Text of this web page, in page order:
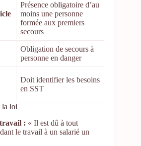
Présence obligatoire d’au
moins une personne
formée aux premiers
secours
Obligation de secours à
personne en danger
Doit identifier les besoins
en SST
la loi
: « Il est dû à tout
le travail à un salarié un